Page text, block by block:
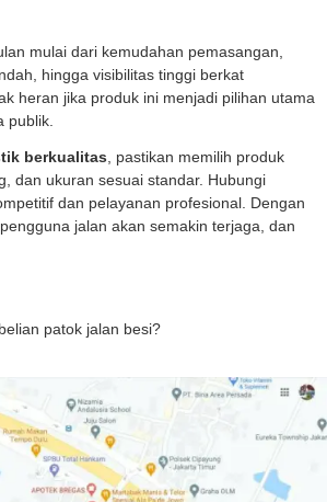
mulai dari kemudahan pemasangan,
hingga visibilitas tinggi berkat
heran jika produk ini menjadi pilihan utama
publik.
berkualitas , pastikan memilih produk
dan ukuran sesuai standar. Hubungi
dan pelayanan profesional. Dengan
jalan akan semakin terjaga, dan
patok jalan besi?